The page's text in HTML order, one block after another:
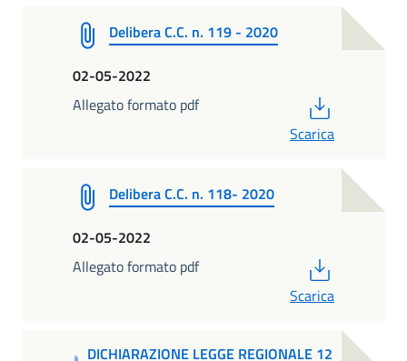
Delibera C.C. n. 119 - 2020
02-05-2022
Allegato formato pdf
Scarica
Delibera C.C. n. 118- 2020
02-05-2022
Allegato formato pdf
Scarica
DICHIARAZIONE LEGGE REGIONALE 12